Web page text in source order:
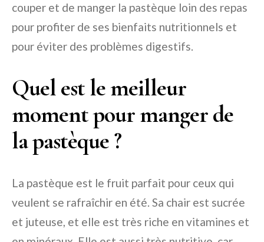
couper et de manger la pastèque loin des repas
pour profiter de ses bienfaits nutritionnels et
pour éviter des problèmes digestifs.
Quel est le meilleur
moment pour manger de
la pastèque ?
La pastèque est le fruit parfait pour ceux qui
veulent se rafraîchir en été. Sa chair est sucrée
et juteuse, et elle est très riche en vitamines et